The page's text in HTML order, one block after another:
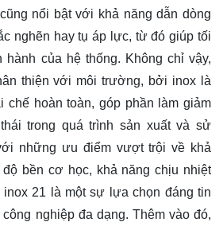
nổi bật với khả năng dẫn dòng
nghẽn hay tụ áp lực, từ đó giúp tối
của hệ thống. Không chỉ vậy,
thiện với môi trường, bởi inox là
chế hoàn toàn, góp phần làm giảm
trong quá trình sản xuất và sử
những ưu điểm vượt trội về khả
bền cơ học, khả năng chịu nhiệt
21 là một sự lựa chọn đáng tin
nghiệp đa dạng. Thêm vào đó,